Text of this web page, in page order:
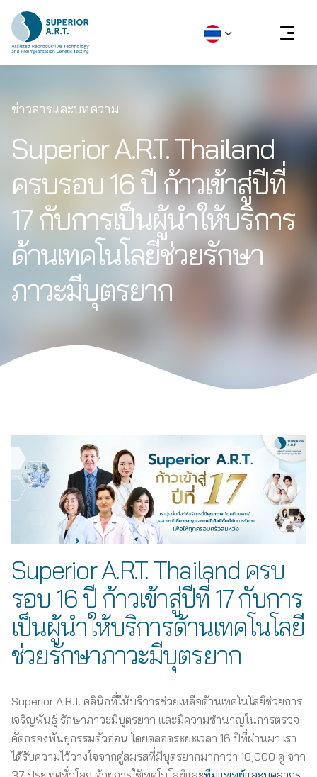
content
ข่าวสารและบทความ
Superior A.R.T. Thailand
ครบรอบ 16 ปี ก้าวเข้าสู่ปีที่
17 กับการเป็นผู้นำให้บริการ
ด้านเทคโนโลยีช่วยรักษา
ภาวะมีบุตรยาก
Superior A.R.T. Thailand ครบ
รอบ 16 ปี ก้าวเข้าสู่ปีที่ 17 กับการ
เป็นผู้นำให้บริการด้านเทคโนโลยี
ช่วยรักษาภาวะมีบุตรยาก
Superior A.R.T. คลินิกที่ให้บริการช่วยเหลือด้านเทคโนโลยีช่วยการ
เจริญพันธุ์ รักษาภาวะมีบุตรยาก และมีความชำนาญในการตรวจ
คัดกรองพันธุกรรมตัวอ่อน โดยตลอดระยะเวลา 16 ปีที่ผ่านมา เรา
ได้รับความไว้วางใจจากคู่สมรสที่มีบุตรยากมากกว่า 10,000 คู่ จาก